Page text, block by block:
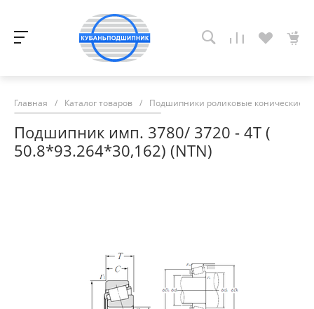
Главная / Каталог товаров / Подшипники роликовые конические
Подшипник имп. 3780/ 3720 - 4T (
50.8*93.264*30,162) (NTN)